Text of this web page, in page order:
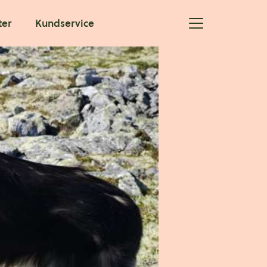
Kundservice